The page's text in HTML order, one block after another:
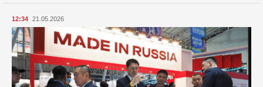
12:34 21.05.2026